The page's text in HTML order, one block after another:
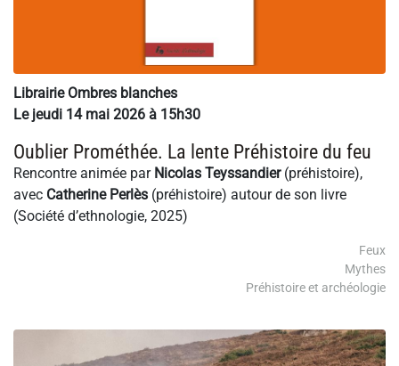
Librairie Ombres blanches
Le jeudi 14 mai 2026 à 15h30
Oublier Prométhée. La lente Préhistoire du feu
Rencontre animée par Nicolas Teyssandier(préhistoire),
avec Catherine Perlès (préhistoire) autour de son livre
(Société d’ethnologie, 2025)
Feux
Mythes
Préhistoire et archéologie